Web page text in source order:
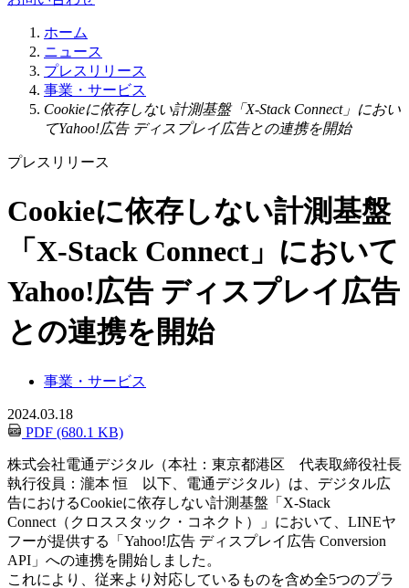
ホーム
ニュース
プレスリリース
事業・サービス
Cookieに依存しない計測基盤「X-Stack Connect」におい
てYahoo!広告 ディスプレイ広告との連携を開始
プレスリリース
Cookieに依存しない計測基盤
「X-Stack Connect」において
Yahoo!広告 ディスプレイ広告
との連携を開始
事業・サービス
2024.03.18
PDF (680.1 KB)
株式会社電通デジタル（本社：東京都港区 代表取締役社長
執行役員：瀧本 恒 以下、電通デジタル）は、デジタル広
告におけるCookieに依存しない計測基盤「X-Stack
Connect（クロススタック・コネクト）」において、LINEヤ
フーが提供する「Yahoo!広告 ディスプレイ広告 Conversion
API」への連携を開始しました。
これにより、従来より対応しているものを含め全5つのプラ